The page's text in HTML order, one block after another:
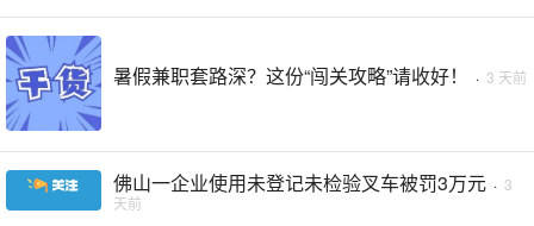
暑假兼职套路深？这份“闯关攻略”请收好！ · 3 天前
佛山一企业使用未登记未检验叉车被罚3万元 · 3
天前